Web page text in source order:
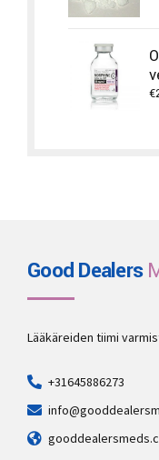
€
Good Dealers
Lääkäreiden tiimi
+31645886273